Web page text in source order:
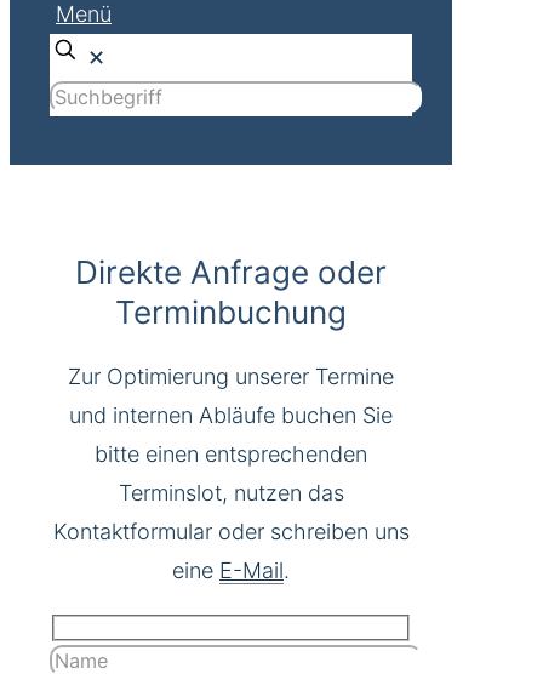
Menü
✕
Direkte Anfrage oder
Terminbuchung
Zur Optimierung unserer Termine
und internen Abläufe buchen Sie
bitte einen entsprechenden
Terminslot, nutzen das
Kontaktformular oder schreiben uns
eine E-Mail.